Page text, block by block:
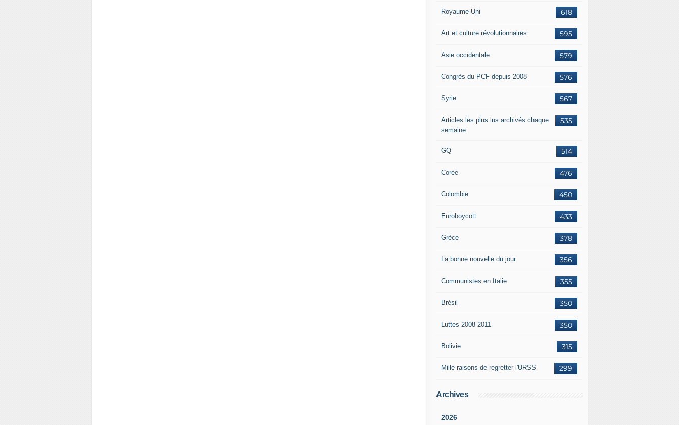
618
Royaume-Uni
595
Art et culture révolutionnaires
579
Asie occidentale
576
Congrès du PCF depuis 2008
567
Syrie
535
Articles les plus lus archivés chaque
semaine
514
GQ
476
Corée
450
Colombie
433
Euroboycott
378
Grèce
356
La bonne nouvelle du jour
355
Communistes en Italie
350
Brésil
350
Luttes 2008-2011
315
Bolivie
299
Mille raisons de regretter l'URSS
Archives
2026